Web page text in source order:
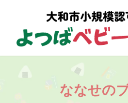
ス
ン
ななせの